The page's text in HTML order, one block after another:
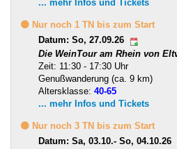
... mehr Infos und Tickets
🟡 Nur noch 1 TN bis zum Start
Datum: So, 27.09.26
Die WeinTour am Rhein von
Zeit: 11:30 - 17:30 Uhr
Genußwanderung (ca. 9 km)
Altersklasse: 40-65
... mehr Infos und Tickets
🟡 Nur noch 3 TN bis zum Start
Datum: Sa, 03.10.- So, 04.10.26